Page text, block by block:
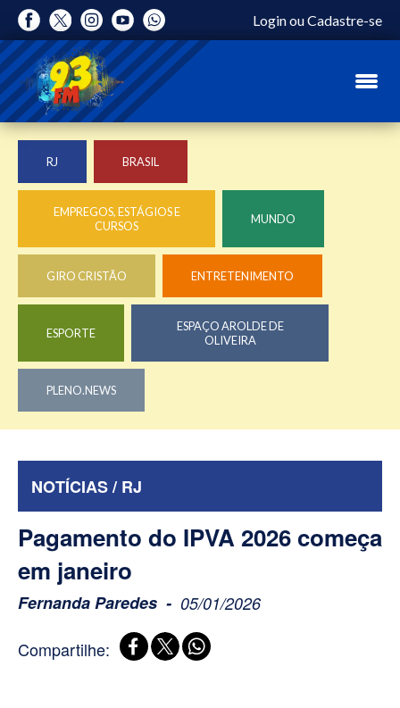
LoginouCadastre-se
RJ BRASIL
EMPREGOS, ESTÁGIOS E
CURSOS
MUNDO
GIRO CRISTÃO ENTRETENIMENTO
ESPORTE
ESPAÇO AROLDE DE
OLIVEIRA
PLENO.NEWS
NOTÍCIAS / RJ
Pagamento do IPVA 2026 começa
em janeiro
Fernanda Paredes 05/01/2026
Compartilhe: